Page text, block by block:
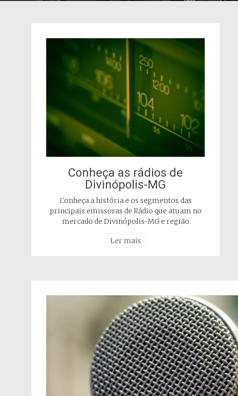
Conheça as rádios de
Divinópolis-MG
Conheça a história e os segmentos das
principais emissoras de Rádio que atuam no
mercado de Divinópolis-MG e região
Ler mais